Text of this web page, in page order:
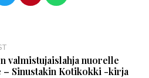
valmistujaislahja nuorelle
Sinustakin Kotikokki -kirja